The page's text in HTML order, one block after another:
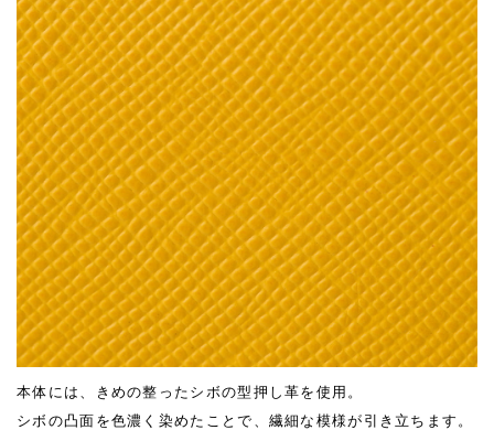
本体には、きめの整ったシボの型押し革を使用。
シボの凸面を色濃く染めたことで、繊細な模様が引き立ちます。